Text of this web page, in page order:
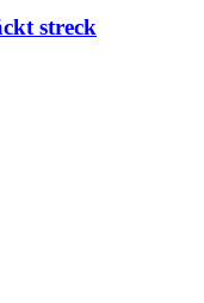
streck